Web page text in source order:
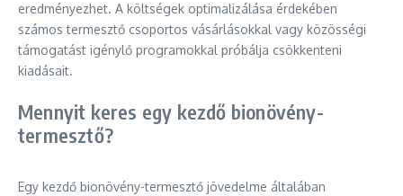
eredményezhet. A költségek optimalizálása érdekében
számos termesztő csoportos vásárlásokkal vagy közösségi
támogatást igénylő programokkal próbálja csökkenteni
kiadásait.
Mennyit keres egy kezdő bionövény-
termesztő?
Egy kezdő bionövény-termesztő jövedelme általában